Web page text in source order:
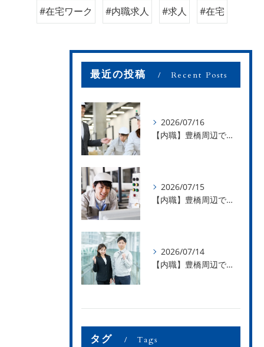
#在宅ワーク #内職求人 #求人 #在宅
最近の投稿 Recent Posts
2026/07/16
【内職】豊橋周辺で内職のお仕事を探している方募集中！【お仕事の内容】
2026/07/15
【内職】豊橋周辺で内職のお仕事を探している方募集中！【急な学級閉鎖も安心】
2026/07/14
【内職】豊橋周辺で内職のお仕事を探している方募集中！【内職さまのお声②】
タグ Tags